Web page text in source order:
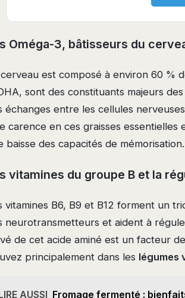
Oméga-3, bâtisseurs du
est composé à environ 60 %
sont des constituants majeurs
échanges entre les cellules
carence en ces graisses
baisse des capacités de mémorisation.
vitamines du groupe B et la
vitamines B6, B9 et B12 forment un
neurotransmetteurs et aident à
de cet acide aminé est un facteur
principalement dans les légumes
AUSSI Fromage fermenté :